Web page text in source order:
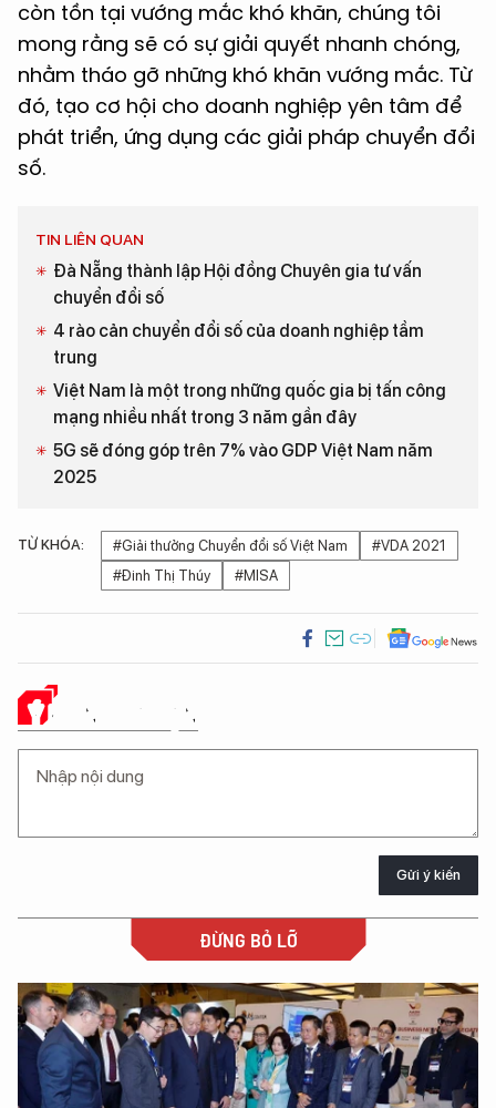
còn tồn tại vướng mắc khó khăn, chúng tôi
mong rằng sẽ có sự giải quyết nhanh chóng,
nhằm tháo gỡ những khó khăn vướng mắc. Từ
đó, tạo cơ hội cho doanh nghiệp yên tâm để
phát triển, ứng dụng các giải pháp chuyển đổi
số.
TIN LIÊN QUAN
Đà Nẵng thành lập Hội đồng Chuyên gia tư vấn
chuyển đổi số
4 rào cản chuyển đổi số của doanh nghiệp tầm
trung
Việt Nam là một trong những quốc gia bị tấn công
mạng nhiều nhất trong 3 năm gần đây
5G sẽ đóng góp trên 7% vào GDP Việt Nam năm
2025
TỪ KHÓA: #Giải thưởng Chuyển đổi số Việt Nam
#VDA 2021
#Đinh Thị Thúy
#MISA
Ý KIẾN CỦA BẠN
Gửi ý kiến
ĐỪNG BỎ LỠ